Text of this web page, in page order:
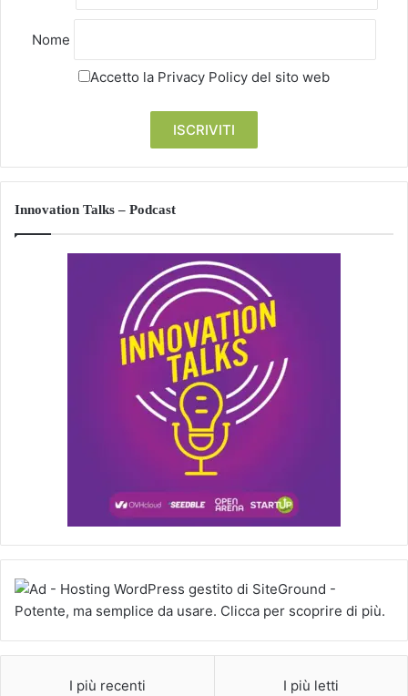
Nome
Accetto la Privacy Policy del sito web
Innovation Talks – Podcast
I più recenti I più letti